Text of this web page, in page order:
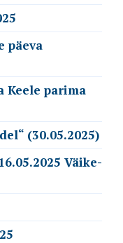
päeva
Keele parima
(30.05.2025)
Väike-